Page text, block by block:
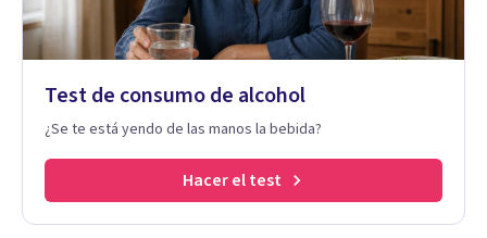
Test de consumo de alcohol
¿Se te está yendo de las manos la bebida?
Hacer el test